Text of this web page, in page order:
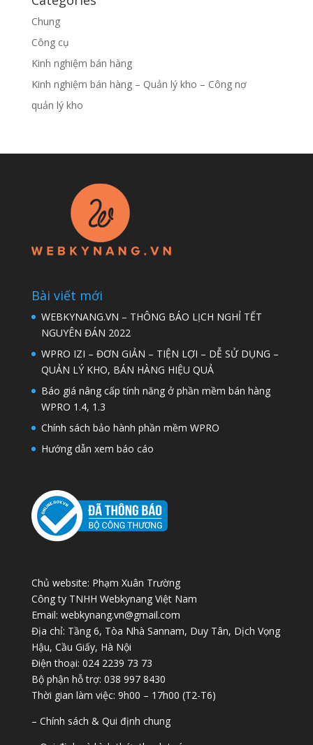
Chung
Công cụ
Kinh nghiệm bán hàng
Kinh nghiệm bán hàng – Quản lý kho – Công nợ
quản lý kho
Bài viết mới
WEBKYNANG.VN – THÔNG BÁO LỊCH NGHỈ TẾT
NGUYÊN ĐÁN 2022
WPRO IZI – ĐƠN GIẢN – TIỆN LỢI – DỄ SỬ DỤNG –
QUẢN LÝ KHO, BÁN HÀNG HIỆU QUẢ
Báo giá nâng cấp tính năng ở phần mềm bán hàng
WPRO 1.4, 1.3
Chính sách bảo hành phần mềm WPRO
Hướng dẫn xem báo cáo
Chủ website: Phạm Xuân Trường
Công ty TNHH Webkynang Việt Nam
Email: webkynang.vn@gmail.com
Địa chỉ: Tầng 6, Tòa Nhà Sannam, Duy Tân, Dịch Vọng
Hậu, Cầu Giấy, Hà Nội
Điện thoại: 024 2239 73 73
Bộ phận hỗ trợ: 038 997 8430
Thời gian làm việc: 9h00 – 17h00 (T2-T6)
– Chính sách & Qui định chung